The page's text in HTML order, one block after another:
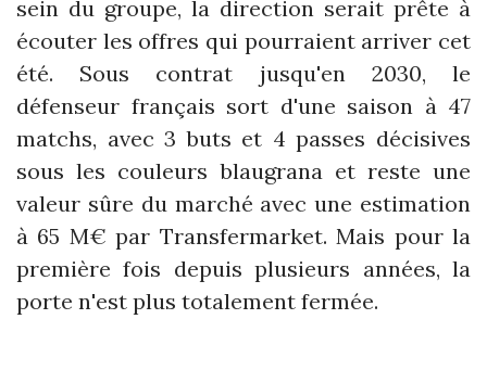
sein du groupe, la direction serait prête à
écouter les offres qui pourraient arriver cet
été. Sous contrat jusqu'en 2030, le
défenseur français sort d'une saison à 47
matchs, avec 3 buts et 4 passes décisives
sous les couleurs blaugrana et reste une
valeur sûre du marché avec une estimation
à 65 M€ par Transfermarket. Mais pour la
première fois depuis plusieurs années, la
porte n'est plus totalement fermée.